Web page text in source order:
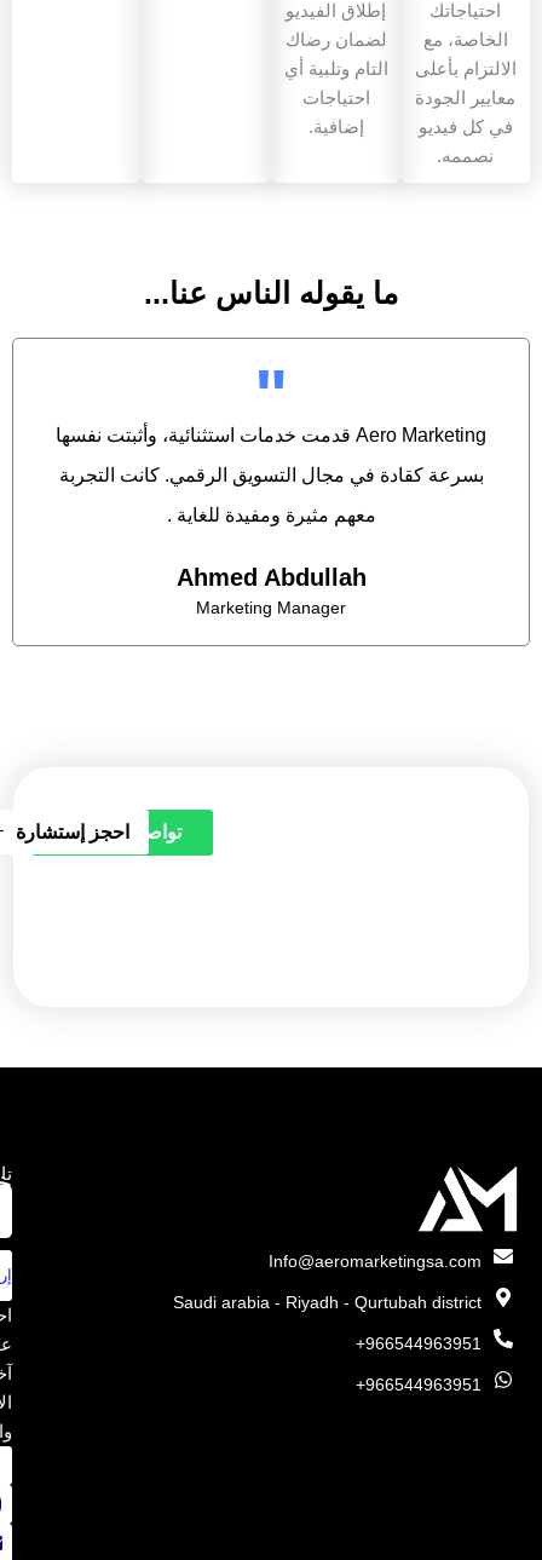
احتياجاتك
الخاصة، مع
الالتزام بأعلى
معايير الجودة
في كل فيديو
نصممه.
إطلاق الفيديو
لضمان رضاك
التام وتلبية أي
احتياجات
إضافية.
ما يقوله الناس عنا...
"
Aero Marketing قدمت خدمات استثنائية، وأثبتت نفسها
بسرعة كقادة في مجال التسويق الرقمي. كانت التجربة
معهم مثيرة ومفيدة للغاية .
Ahmed Abdullah
Marketing Manager
هل تريد إحداث فرق مع محتوى مرئي
ملهم؟ تواصل معنا الآن واحصل على
تواصل معنااحجز إستشارة
Info@aeromarketingsa.com
Saudi arabia - Riyadh - Qurtubah district
966544963951+
966544963951+